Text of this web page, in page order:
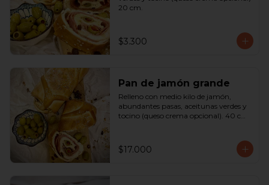
20 cm.
$3.300
Pan de jamón grande
Relleno con medio kilo de jamón,
abundantes pasas, aceitunas verdes y
tocino (queso crema opcional). 40 cm
$17.000